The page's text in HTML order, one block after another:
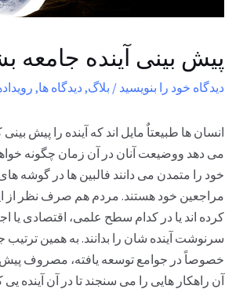
پیش بینی آینده جامعه
دیدگاه‌ خود را بنویسید / بلاگ,دیدگاه ها,
انسان ها طبیعتاٌ مایل اند که آینده را پیش
می دهد ووضیعت آنان در آن زمان چگونه
خود را متمدن می دانند فالبین ها در
مراجعین خود هستند. مردم هم صرف نظر از
کرده اند یا در کدام سطح علمی، اقتصادی یا
سرنوشت آینده شان را بدانند. به همین
خصوصاً در جوامع توسعه یافته، مصروف پیش
آن راهکار هایی را می سنجند تا در آن آینده